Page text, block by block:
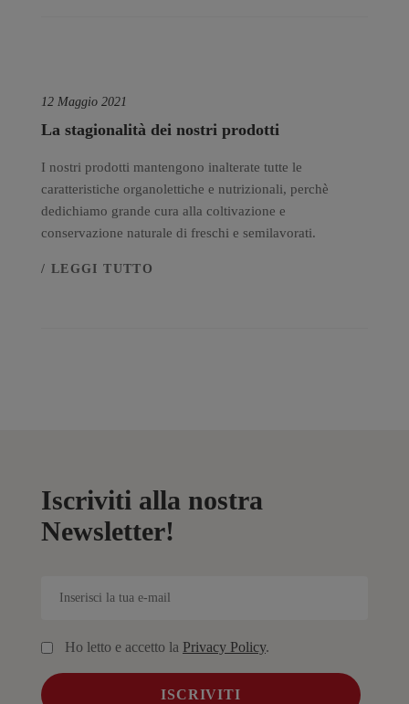
12 Maggio 2021
La stagionalità dei nostri prodotti
I nostri prodotti mantengono inalterate tutte le
caratteristiche organolettiche e nutrizionali, perchè
dedichiamo grande cura alla coltivazione e
conservazione naturale di freschi e semilavorati.
/ LEGGI TUTTO
Iscriviti alla nostra
Newsletter!
Ho letto e accetto la Privacy Policy.